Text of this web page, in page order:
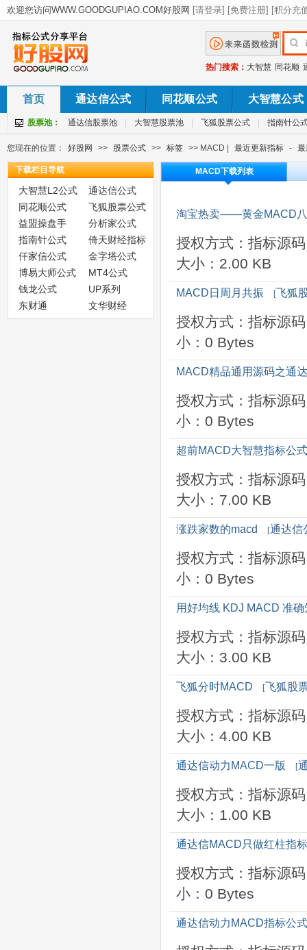
热门搜索： 大智慧 同花顺
首页 通达信公式 同花顺公式 大智慧公式
股票池： 通达信股票池 大智慧股票池 飞狐股票公式 指南针公
您现在的位置： 好股网 >> 股票公式 >> 标签 >> MACD | 最近更新指标 -
下载栏目导航
大智慧L2公式
通达信公式
同花顺公式
飞狐股票公式
益盟操盘手
分析家公式
指南针公式
倚天财经指标
仟家信公式
金字塔公式
博易大师公式
MT4公式
钱龙公式
UP系列
东财通
文华财经
MACD下载列表
淘宝热卖——黄金MACD
授权方式：指标源码
大小：2.00 KB
MACD日周月共振 [飞狐
授权方式：指标源码
小：0 Bytes
MACD精品通用源码之通
授权方式：指标源码
小：0 Bytes
超前MACD大智慧指标公
授权方式：指标源码
大小：7.00 KB
涨跌家数的macd [通达信
授权方式：指标源码
小：0 Bytes
用好均线 KDJ MACD 准
授权方式：指标源码
大小：3.00 KB
飞狐分时MACD [飞狐股
授权方式：指标源码
大小：4.00 KB
通达信动力MACD一版 [
授权方式：指标源码
大小：1.00 KB
通达信MACD只做红柱指
授权方式：指标源码
小：0 Bytes
通达信动力MACD指标公